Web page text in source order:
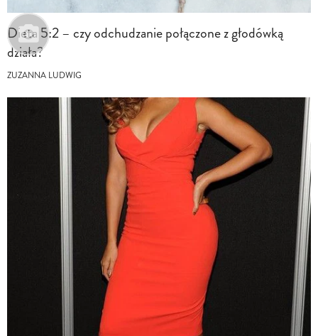
Dieta 5:2 – czy odchudzanie połączone z głodówką
działa?
ZUZANNA LUDWIG